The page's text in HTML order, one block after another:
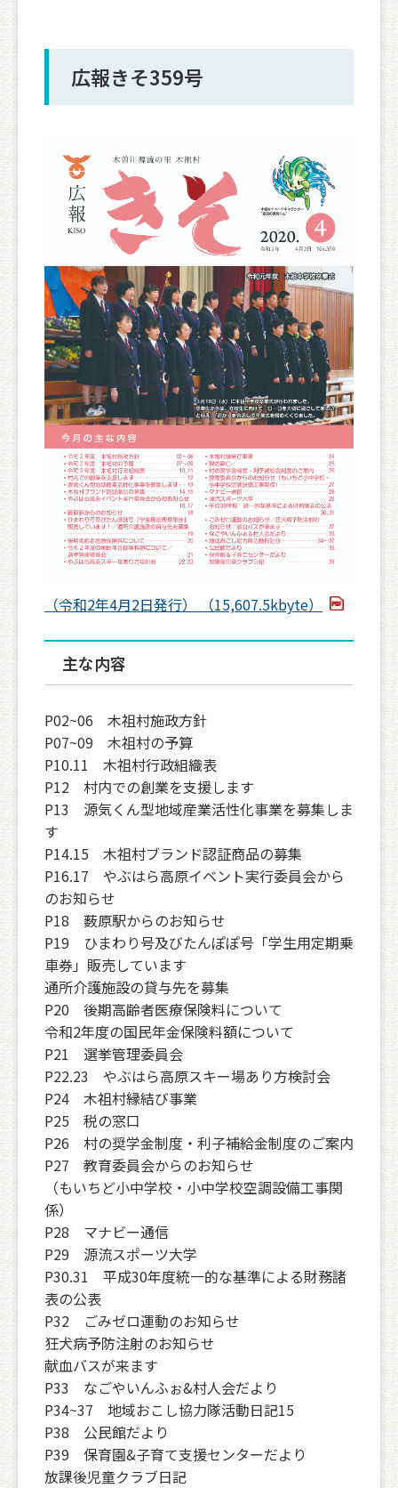
広報きそ359号
（令和2年4月2日発行） （15,607.5kbyte）
主な内容
P02~06 木祖村施政方針
P07~09 木祖村の予算
P10.11 木祖村行政組織表
P12 村内での創業を支援します
P13 源気くん型地域産業活性化事業を募集しま
す
P14.15 木祖村ブランド認証商品の募集
P16.17 やぶはら高原イベント実行委員会から
のお知らせ
P18 薮原駅からのお知らせ
P19 ひまわり号及びたんぽぽ号「学生用定期乗
車券」販売しています
通所介護施設の貸与先を募集
P20 後期高齢者医療保険料について
令和2年度の国民年金保険料額について
P21 選挙管理委員会
P22.23 やぶはら高原スキー場あり方検討会
P24 木祖村縁結び事業
P25 税の窓口
P26 村の奨学金制度・利子補給金制度のご案内
P27 教育委員会からのお知らせ
（もいちど小中学校・小中学校空調設備工事関
係）
P28 マナビー通信
P29 源流スポーツ大学
P30.31 平成30年度統一的な基準による財務諸
表の公表
P32 ごみゼロ運動のお知らせ
狂犬病予防注射のお知らせ
献血バスが来ます
P33 なごやいんふぉ&村人会だより
P34~37 地域おこし協力隊活動日記15
P38 公民館だより
P39 保育園&子育て支援センターだより
放課後児童クラブ日記